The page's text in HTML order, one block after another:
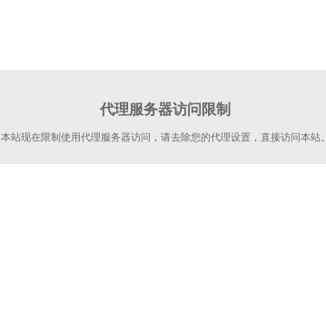
代理服务器访问限制
本站现在限制使用代理服务器访问，请去除您的代理设置，直接访问本站。